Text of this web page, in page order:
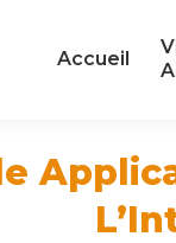
Accueil
Accueil